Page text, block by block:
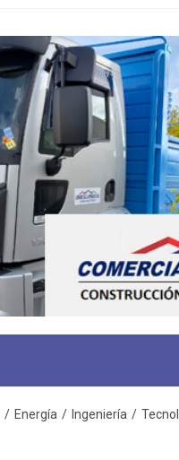
/ Energía / Ingeniería /